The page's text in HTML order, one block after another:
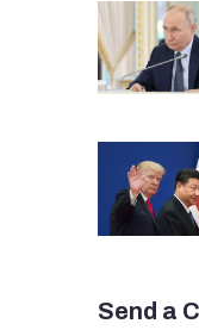
Send a